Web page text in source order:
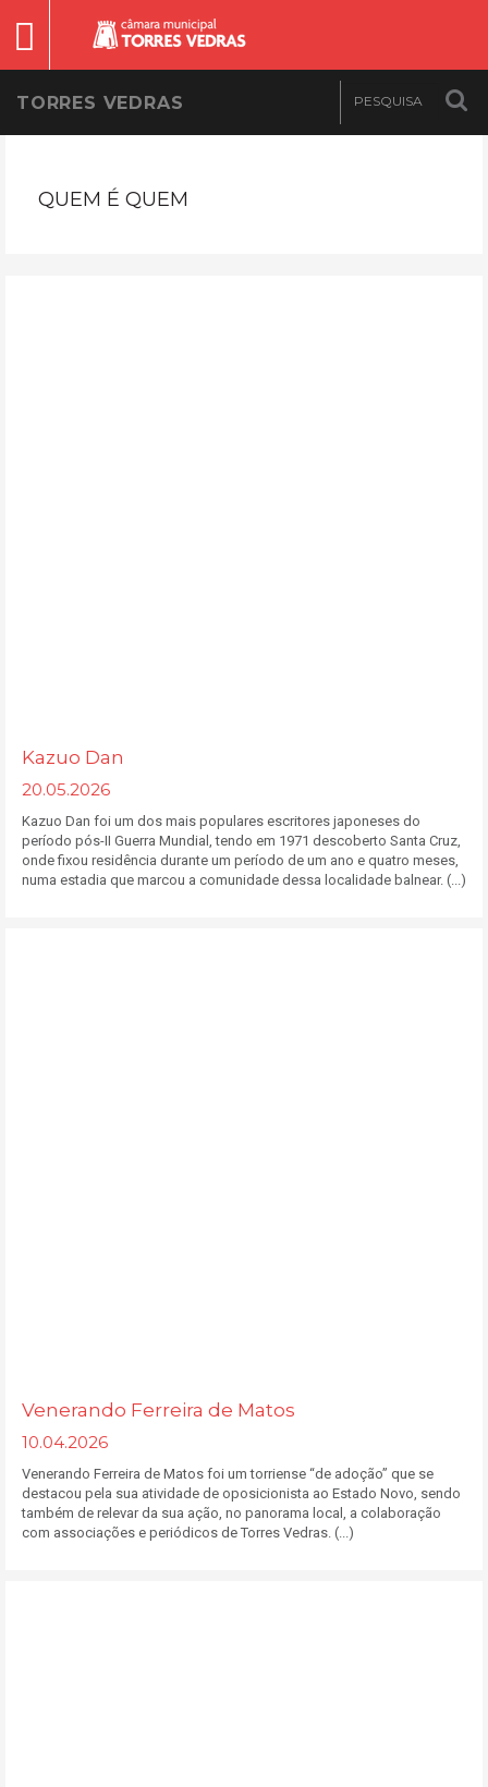
TORRES VEDRAS
QUEM É QUEM
Kazuo Dan
20.05.2026
Kazuo Dan foi um dos mais populares escritores japoneses do
período pós-II Guerra Mundial, tendo em 1971 descoberto Santa Cruz,
onde fixou residência durante um período de um ano e quatro meses,
numa estadia que marcou a comunidade dessa localidade balnear. (...)
Venerando Ferreira de Matos
10.04.2026
Venerando Ferreira de Matos foi um torriense “de adoção” que se
destacou pela sua atividade de oposicionista ao Estado Novo, sendo
também de relevar da sua ação, no panorama local, a colaboração
com associações e periódicos de Torres Vedras. (...)